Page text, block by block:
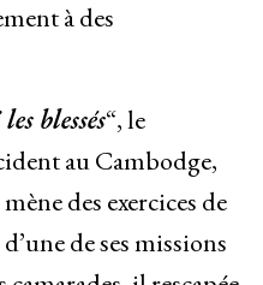
à des
blessés“, le
au Cambodge,
des exercices de
de ses missions